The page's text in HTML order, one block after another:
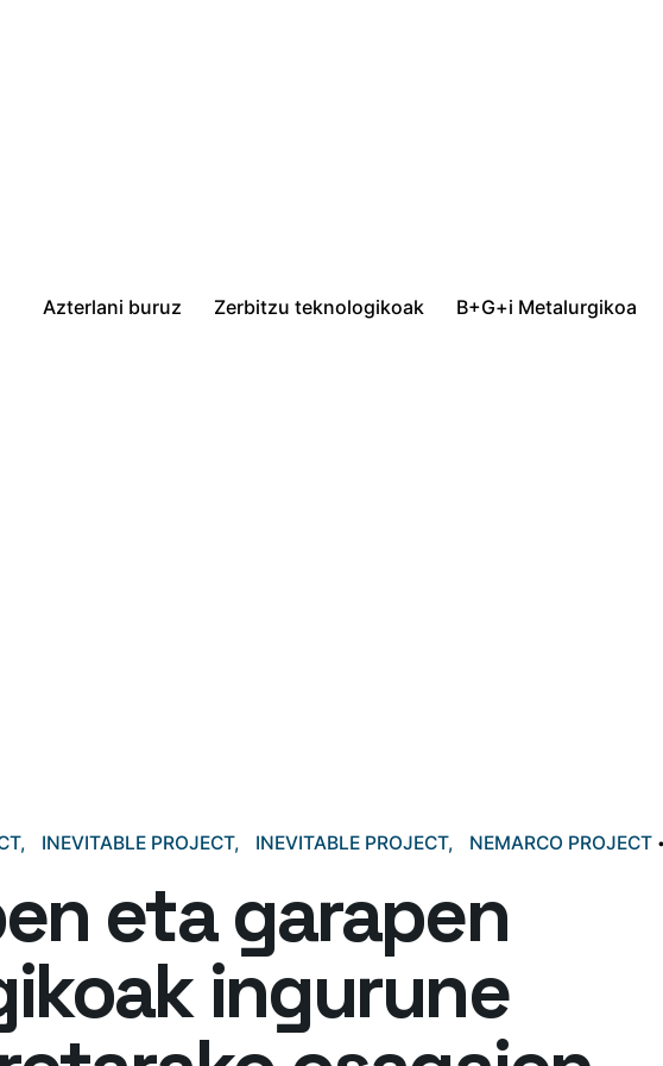
Azterlani buruz Zerbitzu teknologikoak B+G+i Metalurgikoa
INEVITABLE PROJECT INEVITABLE PROJECT NEMARCO PROJECT
eta garapen
ingurune